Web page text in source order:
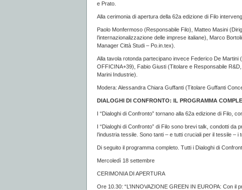
e Prato.
Alla cerimonia di apertura della 62a edizione di Filo
Paolo Monfermoso (Responsabile Filo), Matteo Masini
l’internazionalizzazione delle imprese italiane), Marco
Manager Città Studi – Po.in.tex).
Alla tavola rotonda partecipano invece Federico De
OFFICINA+39), Fabio Giusti (Titolare e Responsabile
Marini Industrie).
Modera: Alessandra Chiara Guffanti (Titolare Guffanti
DIALOGHI DI CONFRONTO: IL PROGRAMMA
I “Dialoghi di Confronto” tornano alla 62a edizione di Filo,
I “Dialoghi di Confronto” di Filo sono brevi talk, condotti
l’industria tessile. Sono tanti – e tutti cruciali per il tessile –
Di seguito il programma completo. Tutti i Dialoghi di
Mercoledì 18 settembre
CERIMONIA DI APERTURA
Ore 10.30: “L’INNOVAZIONE GREEN IN EUROPA: Con